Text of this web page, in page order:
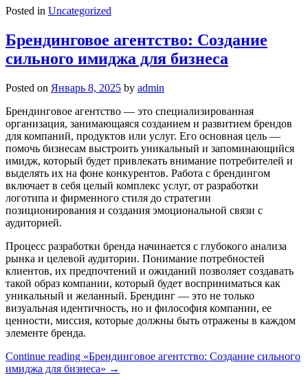
Posted in Uncategorized
Брендинговое агентство: Создание
сильного имиджа для бизнеса
Posted on Январь 8, 2025 by admin
Брендинговое агентство — это специализированная
организация, занимающаяся созданием и развитием брендов
для компаний, продуктов или услуг. Его основная цель —
помочь бизнесам выстроить уникальный и запоминающийся
имидж, который будет привлекать внимание потребителей и
выделять их на фоне конкурентов. Работа с брендингом
включает в себя целый комплекс услуг, от разработки
логотипа и фирменного стиля до стратегии
позиционирования и создания эмоциональной связи с
аудиторией.
Процесс разработки бренда начинается с глубокого анализа
рынка и целевой аудитории. Понимание потребностей
клиентов, их предпочтений и ожиданий позволяет создавать
такой образ компании, который будет восприниматься как
уникальный и желанный. Брендинг — это не только
визуальная идентичность, но и философия компании, ее
ценности, миссия, которые должны быть отражены в каждом
элементе бренда.
Continue reading «Брендинговое агентство: Создание сильного
имиджа для бизнеса» →